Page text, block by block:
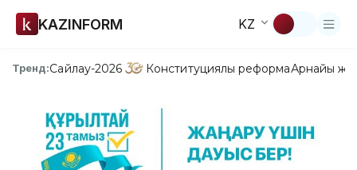
KAZINFORM KZ
Тренд:Сайлау-2026 Конституциялық реформаАрнайы